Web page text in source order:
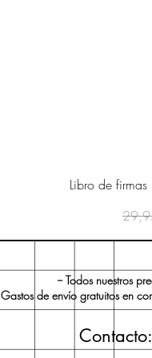
Libro de firmas
-- Todos nuestros
Gastos de envío gratuitos en
Contacto: